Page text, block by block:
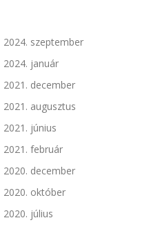
2024. szeptember
2024. január
2021. december
2021. augusztus
2021. június
2021. február
2020. december
2020. október
2020. július